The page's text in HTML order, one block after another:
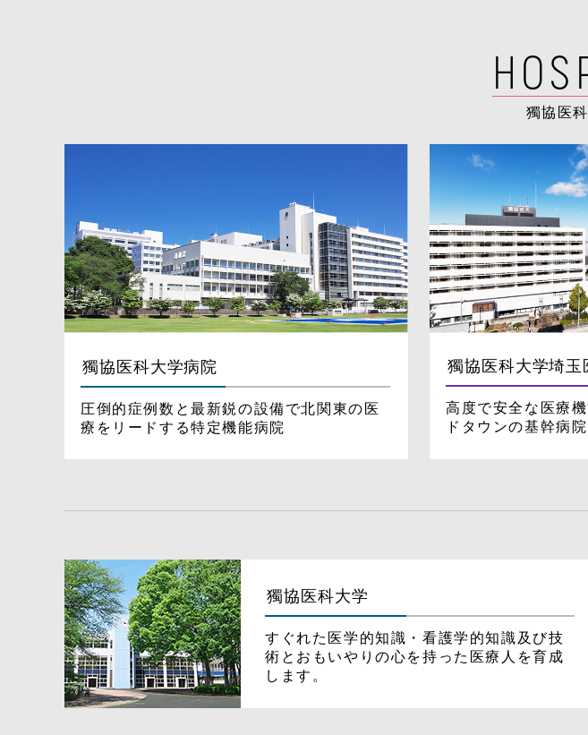
獨協医
獨協医科大学病院
圧倒的症例数と最新鋭の設備で北関東の医
療をリードする特定機能病院
獨協医科大学埼玉
高度で安全な医療
ドタウンの基幹病院
獨協医科大学
すぐれた医学的知識・看護学的知識及び技
術とおもいやりの心を持った医療人を育成
します。